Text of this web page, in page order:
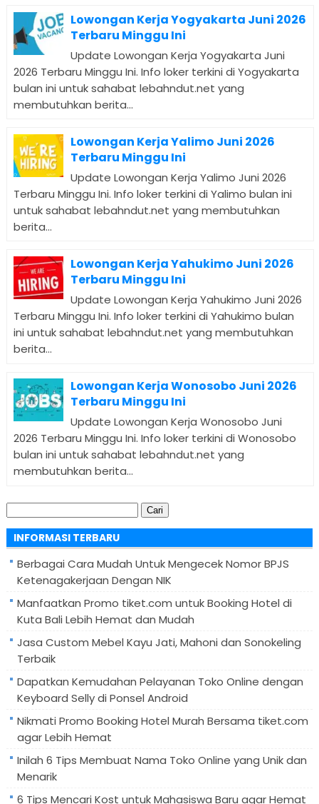
Lowongan Kerja Yogyakarta Juni 2026
Terbaru Minggu Ini
Update Lowongan Kerja Yogyakarta Juni
2026 Terbaru Minggu Ini. Info loker terkini di Yogyakarta
bulan ini untuk sahabat lebahndut.net yang
membutuhkan berita...
Lowongan Kerja Yalimo Juni 2026
Terbaru Minggu Ini
Update Lowongan Kerja Yalimo Juni 2026
Terbaru Minggu Ini. Info loker terkini di Yalimo bulan ini
untuk sahabat lebahndut.net yang membutuhkan
berita...
Lowongan Kerja Yahukimo Juni 2026
Terbaru Minggu Ini
Update Lowongan Kerja Yahukimo Juni 2026
Terbaru Minggu Ini. Info loker terkini di Yahukimo bulan
ini untuk sahabat lebahndut.net yang membutuhkan
berita...
Lowongan Kerja Wonosobo Juni 2026
Terbaru Minggu Ini
Update Lowongan Kerja Wonosobo Juni
2026 Terbaru Minggu Ini. Info loker terkini di Wonosobo
bulan ini untuk sahabat lebahndut.net yang
membutuhkan berita...
Cari
untuk:
INFORMASI TERBARU
Berbagai Cara Mudah Untuk Mengecek Nomor BPJS
Ketenagakerjaan Dengan NIK
Manfaatkan Promo tiket.com untuk Booking Hotel di
Kuta Bali Lebih Hemat dan Mudah
Jasa Custom Mebel Kayu Jati, Mahoni dan Sonokeling
Terbaik
Dapatkan Kemudahan Pelayanan Toko Online dengan
Keyboard Selly di Ponsel Android
Nikmati Promo Booking Hotel Murah Bersama tiket.com
agar Lebih Hemat
Inilah 6 Tips Membuat Nama Toko Online yang Unik dan
Menarik
6 Tips Mencari Kost untuk Mahasiswa Baru agar Hemat